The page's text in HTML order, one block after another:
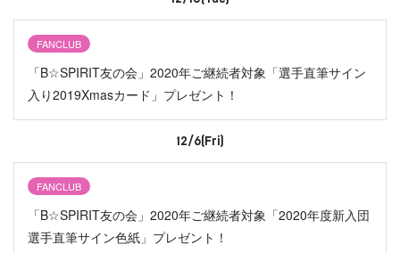
FANCLUB
「B☆SPIRIT友の会」2020年ご継続者対象「選手直筆サイン
入り2019Xmasカード」プレゼント！
12/6(Fri)
FANCLUB
「B☆SPIRIT友の会」2020年ご継続者対象「2020年度新入団
選手直筆サイン色紙」プレゼント！